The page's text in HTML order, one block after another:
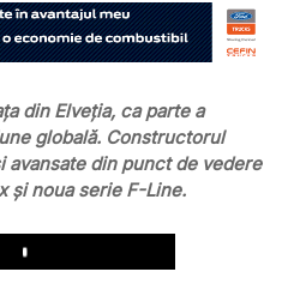
din Elveția, ca parte a
globală. Constructorul
din punct de vedere
și noua serie F-Line.
Play